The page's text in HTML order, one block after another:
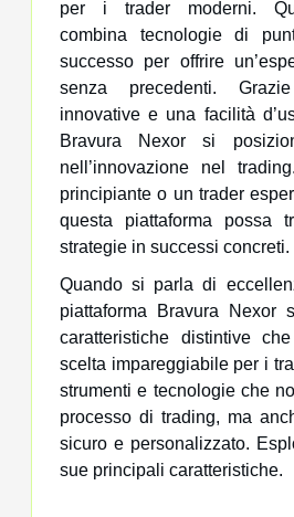
per i trader moderni.
combina tecnologie di
successo per offrire
senza precedenti.
innovative e una facilità
Bravura Nexor si
nell’innovazione nel
principiante o un trader
questa piattaforma possa
strategie in successi concreti.
Quando si parla di
piattaforma Bravura Nexor
caratteristiche distintive
scelta impareggiabile per i
strumenti e tecnologie che
processo di trading, ma
sicuro e personalizzato.
sue principali caratteristiche.